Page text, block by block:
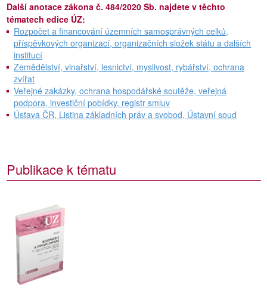
Další anotace zákona č. 484/2020 Sb. najdete v těchto
tématech edice ÚZ:
Rozpočet a financování územních samosprávných celků,
příspěvkových organizací, organizačních složek státu a dalších
institucí
Zemědělství, vinařství, lesnictví, myslivost, rybářství, ochrana
zvířat
Veřejné zakázky, ochrana hospodářské soutěže, veřejná
podpora, investiční pobídky, registr smluv
Ústava ČR, Listina základních práv a svobod, Ústavní soud
Publikace k tématu